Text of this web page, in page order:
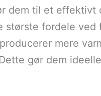
dem til et effektivt
fordele ved
mere
gør dem